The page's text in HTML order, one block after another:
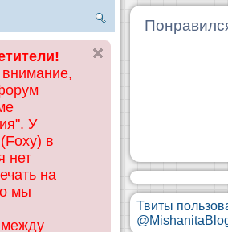
ск
У
в
нет
на
мы
между
Твиты